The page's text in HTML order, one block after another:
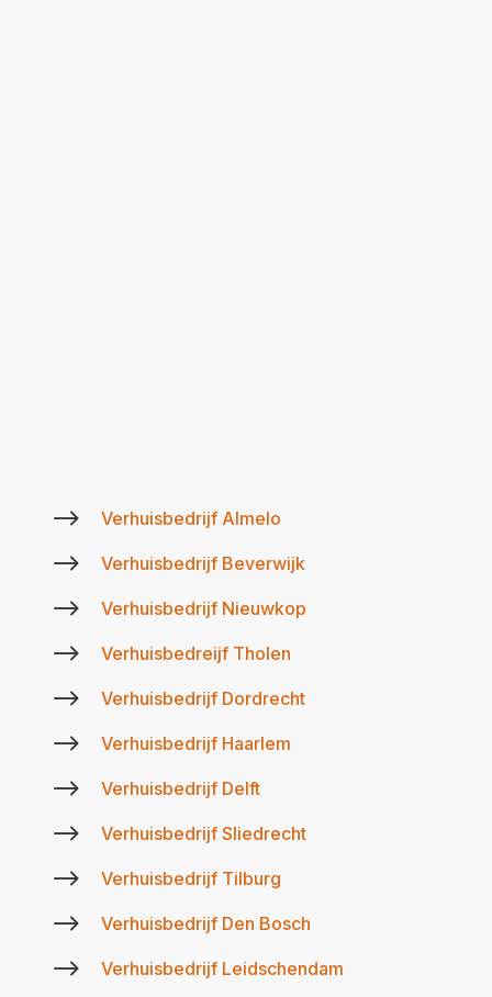
$ Verhuisbedrijf Almelo
$ Verhuisbedrijf Beverwijk
$ Verhuisbedrijf Nieuwkop
$ Verhuisbedreijf Tholen
$ Verhuisbedrijf Dordrecht
$ Verhuisbedrijf Haarlem
$ Verhuisbedrijf Delft
$ Verhuisbedrijf Sliedrecht
$ Verhuisbedrijf Tilburg
$ Verhuisbedrijf Den Bosch
$ Verhuisbedrijf Leidschendam